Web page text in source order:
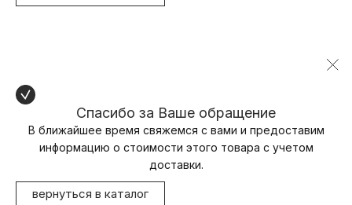
Спасибо за Ваше обращение
В ближайшее время свяжемся с вами и предоставим
информацию о стоимости этого товара с учетом
доставки.
вернуться в каталог